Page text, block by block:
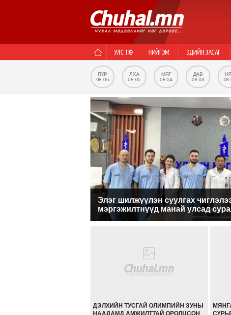
УЛС ТӨР НИЙГЭМ ЭДИЙН ЗАСАГ
ПҮР
08.06
ЛХА
08.05
МЯГ
08.04
ДАВ
08.03
Элэг шилжүүлэн суулгах
мэргэжилтнүүд манай улсад
ДЭЛХИЙН ТУСГАЙ ОЛИМПИЙН ЗУНЫ
НААДАМД АМЖИЛТТАЙ ОРОЛЦСОН